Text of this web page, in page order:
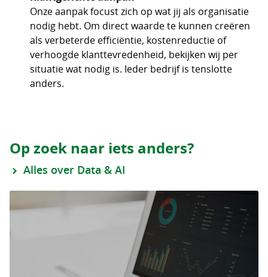
Onze aanpak focust zich op wat jij als organisatie
nodig hebt. Om direct waarde te kunnen creëren
als verbeterde efficiëntie, kostenreductie of
verhoogde klanttevredenheid, bekijken wij per
situatie wat nodig is. Ieder bedrijf is tenslotte
anders.
Op zoek naar iets anders?
Alles over Data & AI